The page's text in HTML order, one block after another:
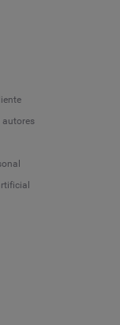
autores